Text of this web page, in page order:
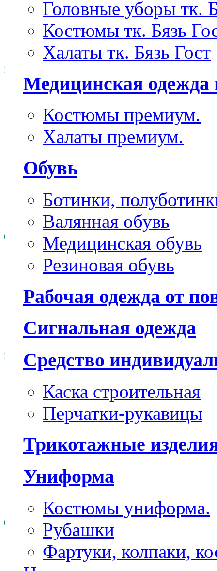
Головные уборы тк.
Костюмы тк. Бязь
Халаты тк. Бязь Гост
Медицинская одежда
Костюмы премиум.
Халаты премиум.
Обувь
Ботинки,
Валянная обувь
Медицинская обувь
Резиновая обувь
Рабочая одежда от
Сигнальная одежда
Средство
Каска строительная
Перчатки-рукавицы
Трикотажные
Униформа
Костюмы униформа.
Рубашки
Фартуки, колпаки,